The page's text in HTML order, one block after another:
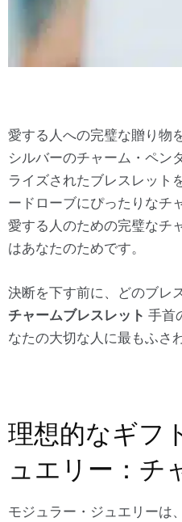
愛する人への完璧な贈り物
シルバーのチャーム・ペン
ライズされたブレスレット
ードローブにぴったりなチ
愛する人のための完璧なチ
はあなたのためです。
決断を下す前に、どのブレ
チャームブレスレット 手首
なたの大切な人に最もふさ
理想的なギフ
ュエリー：チ
モジュラー・ジュエリーは